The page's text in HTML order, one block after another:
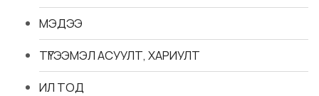
МЭДЭЭ
ТҮГЭЭМЭЛ АСУУЛТ, ХАРИУЛТ
ИЛ ТОД